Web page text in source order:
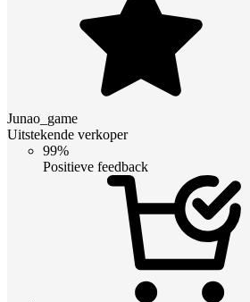
Junao_game
Uitstekende verkoper
99%
Positieve feedback